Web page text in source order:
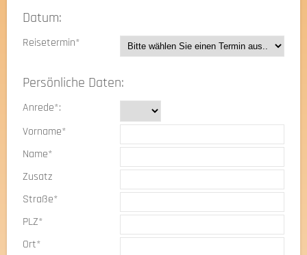
Datum:
Reisetermin*
Persönliche Daten:
Anrede*:
Vorname*
Name*
Zusatz
Straße*
PLZ*
Ort*